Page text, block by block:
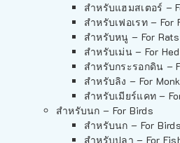
สำหรับแฮมสเตอร์ –
สำหรับเฟอเรท – For
สำหรับหนู – For
สำหรับเม่น – For
สำหรับกระรอกดิน –
สำหรับลิง – For
สำหรับเมียร์แคท –
สำหรับนก – For Birds
สำหรับนก – For Birds
สำหรับปลา – For